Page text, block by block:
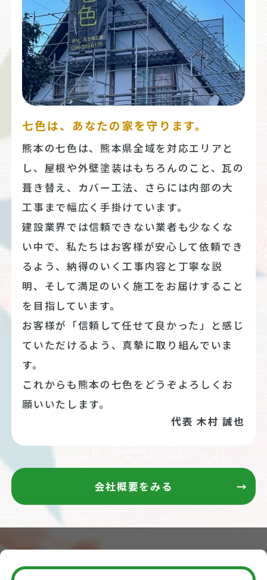
七色は、あなたの家を守ります。
熊本の七色は、熊本県全域を対応エリアと
し、屋根や外壁塗装はもちろんのこと、瓦の
葺き替え、カバー工法、さらには内部の大
工事まで幅広く手掛けています。
建設業界では信頼できない業者も少なくな
い中で、私たちはお客様が安心して依頼でき
るよう、納得のいく工事内容と丁寧な説
明、そして満足のいく施工をお届けすること
を目指しています。
お客様が「信頼して任せて良かった」と感じ
ていただけるよう、真摯に取り組んでいま
す。
これからも熊本の七色をどうぞよろしくお
願いいたします。
代表 木村 誠也
会社概要をみる